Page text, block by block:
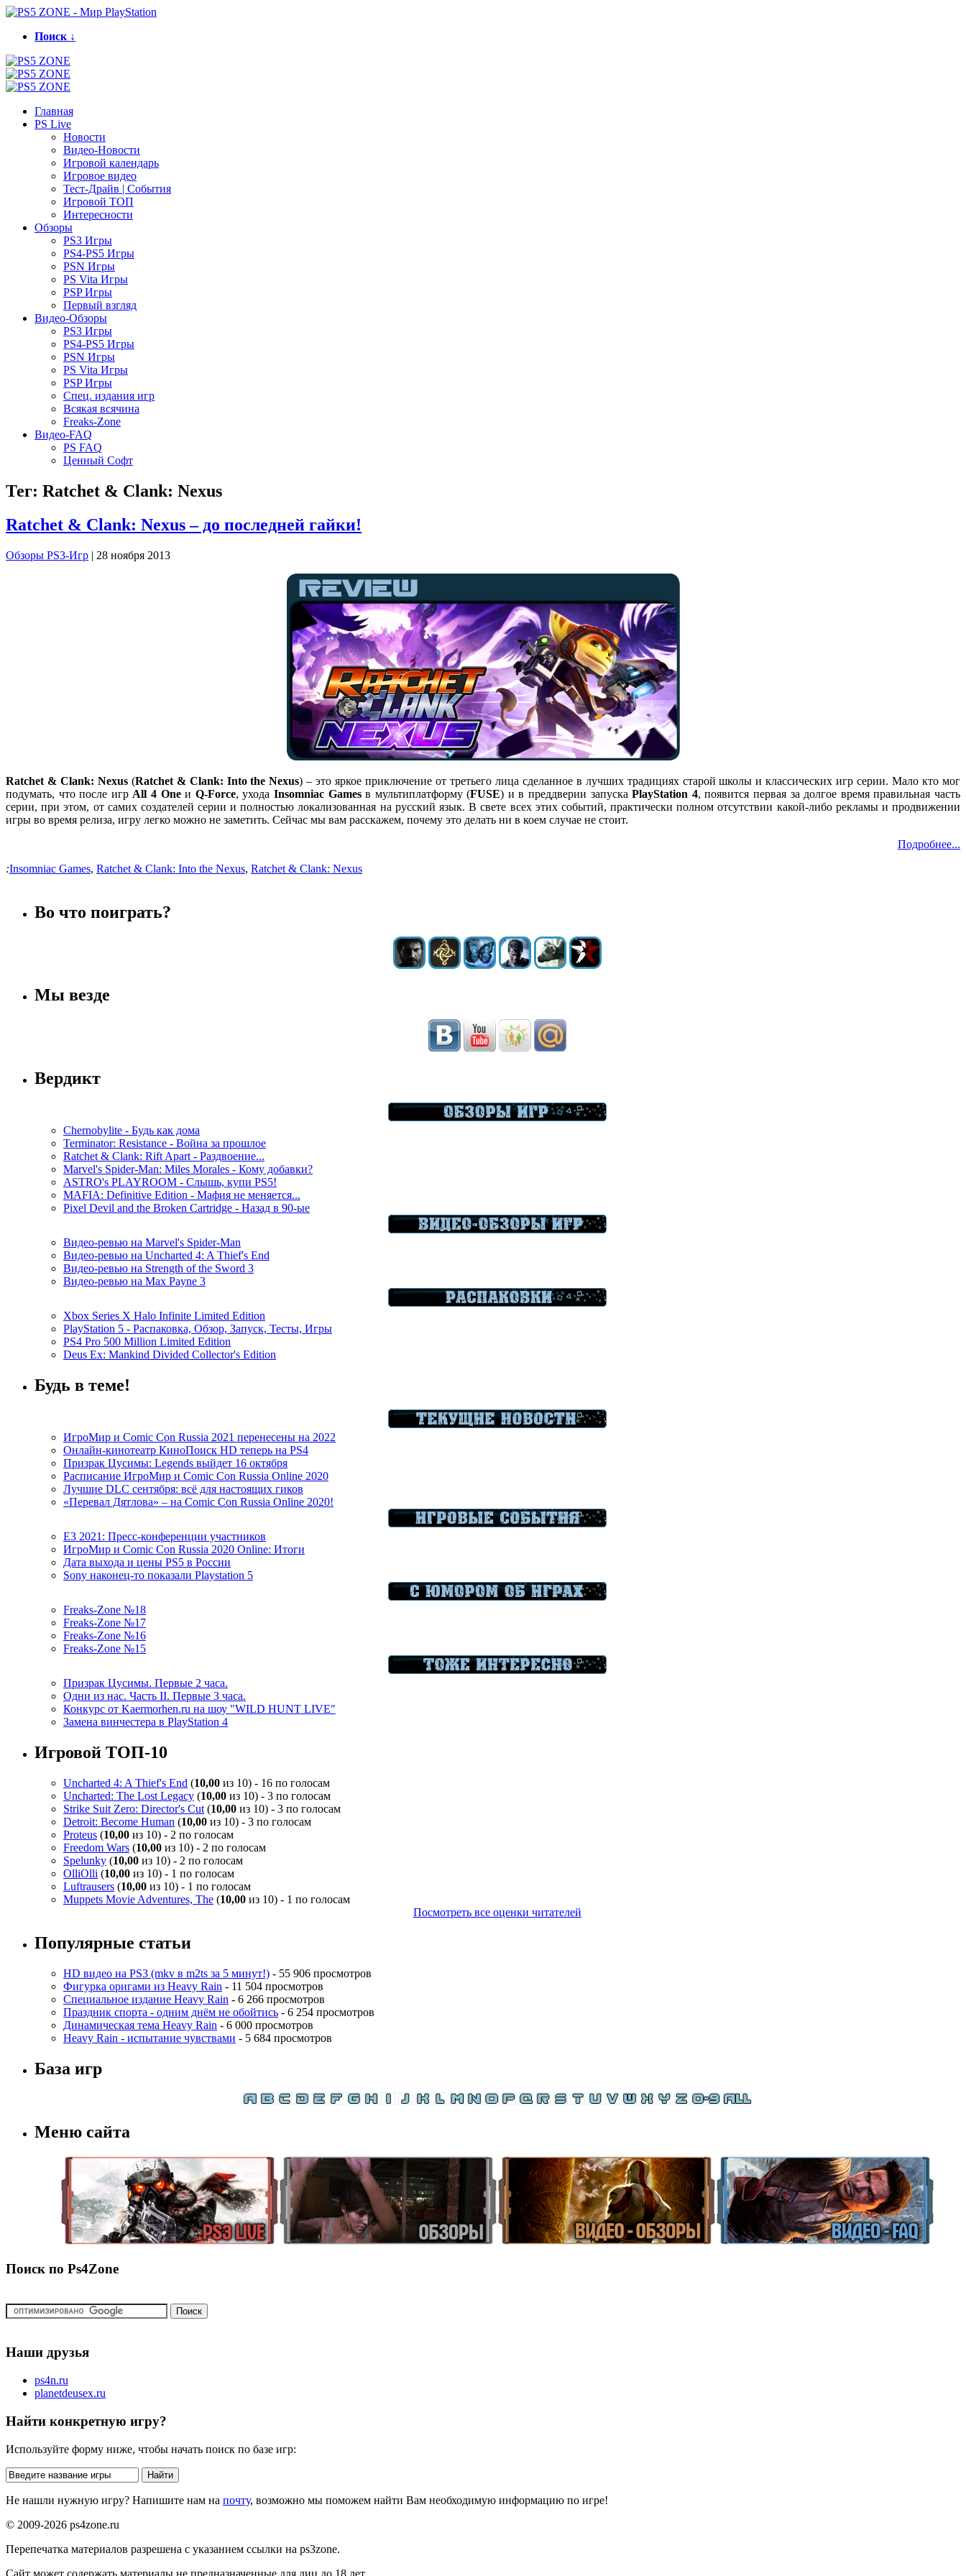
Поиск ↓
Главная
PS Live
Новости
Видео-Новости
Игровой календарь
Игровое видео
Тест-Драйв | События
Игровой ТОП
Интересности
Обзоры
PS3 Игры
PS4-PS5 Игры
PSN Игры
PS Vita Игры
PSP Игры
Первый взгляд
Видео-Обзоры
PS3 Игры
PS4-PS5 Игры
PSN Игры
PS Vita Игры
PSP Игры
Спец. издания игр
Всякая всячина
Freaks-Zone
Видео-FAQ
PS FAQ
Ценный Софт
Тег: Ratchet & Clank: Nexus
Ratchet & Clank: Nexus – до последней гайки!
Обзоры PS3-Игр | 28 ноября 2013
Ratchet & Clank: Nexus(Ratchet & Clank: Into the Nexus) – это яркое приключение от третьего лица сделанное в лучших традициях старой школы и классических игр серии. Мало кто мог
подумать, что после игр All 4 Oneи Q-Force, ухода Insomniac Gamesв мультиплатформу (FUSE) и в преддверии запускаPlayStation 4, появится первая за долгое время правильная часть
серии, при этом, от самих создателей серии и полностью локализованная на русский язык. В свете всех этих событий, практически полном отсутствии какой-либо рекламы и продвижении
игры во время релиза, игру легко можно не заметить. Сейчас мы вам расскажем, почему это делать ни в коем случае не стоит.
Подробнее...
:Insomniac Games, Ratchet & Clank: Into the Nexus, Ratchet & Clank: Nexus
Во что поиграть?
Мы везде
Вердикт
Chernobylite - Будь как дома
Terminator: Resistance - Война за прошлое
Ratchet & Clank: Rift Apart - Раздвоение...
Marvel's Spider-Man: Miles Morales - Кому добавки?
ASTRO's PLAYROOM - Слышь, купи PS5!
MAFIA: Definitive Edition - Мафия не меняется...
Pixel Devil and the Broken Cartridge - Назад в 90-ые
Видео-ревью на Marvel's Spider-Man
Видео-ревью на Uncharted 4: A Thief's End
Видео-ревью на Strength of the Sword 3
Видео-ревью на Max Payne 3
Xbox Series X Halo Infinite Limited Edition
PlayStation 5 - Распаковка, Обзор, Запуск, Тесты, Игры
PS4 Pro 500 Million Limited Edition
Deus Ex: Mankind Divided Collector's Edition
Будь в теме!
ИгроМир и Comic Con Russia 2021 перенесены на 2022
Онлайн-кинотеатр КиноПоиск HD теперь на PS4
Призрак Цусимы: Legends выйдет 16 октября
Расписание ИгроМир и Comic Con Russia Online 2020
Лучшие DLC сентября: всё для настоящих гиков
«Перевал Дятлова» – на Comic Con Russia Online 2020!
E3 2021: Пресс-конференции участников
ИгроМир и Comic Con Russia 2020 Online: Итоги
Дата выхода и цены PS5 в России
Sony наконец-то показали Playstation 5
Freaks-Zone №18
Freaks-Zone №17
Freaks-Zone №16
Freaks-Zone №15
Призрак Цусимы. Первые 2 часа.
Одни из нас. Часть II. Первые 3 часа.
Конкурс от Kaermorhen.ru на шоу "WILD HUNT LIVE"
Замена винчестера в PlayStation 4
Игровой ТОП-10
Uncharted 4: A Thief's End (10,00 из 10) - 16 по голосам
Uncharted: The Lost Legacy (10,00 из 10) - 3 по голосам
Strike Suit Zero: Director's Cut (10,00 из 10) - 3 по голосам
Detroit: Become Human (10,00 из 10) - 3 по голосам
Proteus (10,00 из 10) - 2 по голосам
Freedom Wars (10,00 из 10) - 2 по голосам
Spelunky (10,00 из 10) - 2 по голосам
OlliOlli (10,00 из 10) - 1 по голосам
Luftrausers (10,00 из 10) - 1 по голосам
Muppets Movie Adventures, The (10,00 из 10) - 1 по голосам
Посмотреть все оценки читателей
Популярные статьи
HD видео на PS3 (mkv в m2ts за 5 минут!) - 55 906 просмотров
Фигурка оригами из Heavy Rain - 11 504 просмотров
Специальное издание Heavy Rain - 6 266 просмотров
Праздник спорта - одним днём не обойтись - 6 254 просмотров
Динамическая тема Heavy Rain - 6 000 просмотров
Heavy Rain - испытание чувствами - 5 684 просмотров
База игр
Меню сайта
Поиск по Ps4Zone
Наши друзья
ps4n.ru
planetdeusex.ru
Найти конкретную игру?
Используйте форму ниже, чтобы начать поиск по базе игр:
Не нашли нужную игру? Напишите нам на почту, возможно мы поможем найти Вам необходимую информацию по игре!
© 2009-2026 ps4zone.ru
Перепечатка материалов разрешена с указанием ссылки на ps3zone.
Сайт может содержать материалы не предназначенные для лиц до 18 лет.